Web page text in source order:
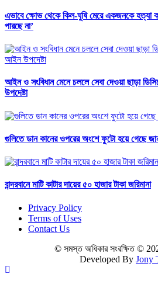
এভাবে ক্ষোভ থেকে কিল-ঘুষি মেরে একজনকে হত্যা
পারছে না’
আইন ও সংবিধান মেনে চললে সেবা দেওয়া ছাড়া
উপদেষ্টা
গুলিতে ডান কানের ওপরের অংশে ফুটো হয়ে গেছে
বান্দরবানে মাটি কাটার দায়ের ৫০ হাজার টাকা জরিমানা
Privacy Policy
Terms of Uses
Contact Us
© সমস্ত অধিকার সংরক্ষিত ©
Developed By Jony